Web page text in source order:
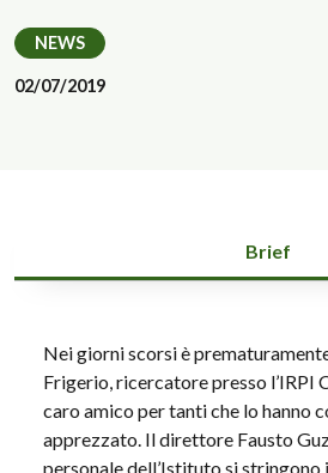
NEWS
02/07/2019
Brief
Nei giorni scorsi è
Frigerio, ricercatore presso l’IRPI
caro amico per tanti che lo hanno
apprezzato. Il direttore Fausto
personale dell’Istituto si